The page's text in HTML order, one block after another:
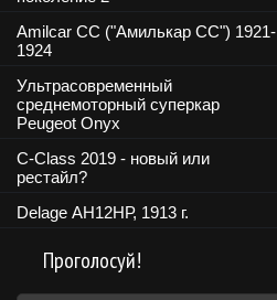
Amilcar CC ("Амилькар СС") 1921-
1924
Ультрасовременный
среднемоторный суперкар
Peugeot Onyx
C-Class 2019 - новый или
рестайл?
Delage АН12НР, 1913 г.
Проголосуй!